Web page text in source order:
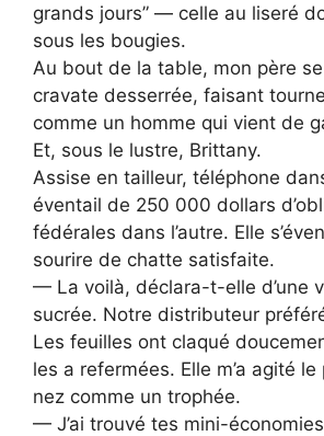
grands jours” — celle au liseré
sous les bougies.
Au bout de la table, mon père
cravate desserrée, faisant
comme un homme qui vient de
Et, sous le lustre, Brittany.
Assise en tailleur, téléphone
éventail de 250 000 dollars
fédérales dans l’autre. Elle
sourire de chatte satisfaite.
— La voilà, déclara-t-elle d’une
sucrée. Notre distributeur
Les feuilles ont claqué
les a refermées. Elle m’a agité
nez comme un trophée.
— J’ai trouvé tes mini-